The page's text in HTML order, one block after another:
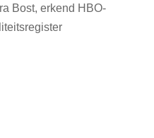
Bost, erkend HBO-